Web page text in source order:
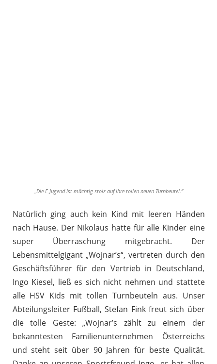
„Die E Jugend ist mächtig stolz auf ihre tollen neuen Turnbeutel.“
Natürlich ging auch kein Kind mit leeren Händen
nach Hause. Der Nikolaus hatte für alle Kinder eine
super Überraschung mitgebracht. Der
Lebensmittelgigant „Wojnar’s“, vertreten durch den
Geschäftsführer für den Vertrieb in Deutschland,
Ingo Kiesel, ließ es sich nicht nehmen und stattete
alle HSV Kids mit tollen Turnbeuteln aus. Unser
Abteilungsleiter Fußball, Stefan Fink freut sich über
die tolle Geste: „Wojnar’s zählt zu einem der
bekanntesten Familienunternehmen Österreichs
und steht seit über 90 Jahren für beste Qualität.